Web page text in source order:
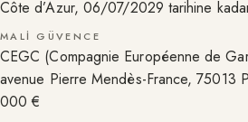
Côte d’Azur, 06/07/2029 tarihine
MALI GÜVENCE
CEGC (Compagnie Européenne de
avenue Pierre Mendès-France, 75013
000 €